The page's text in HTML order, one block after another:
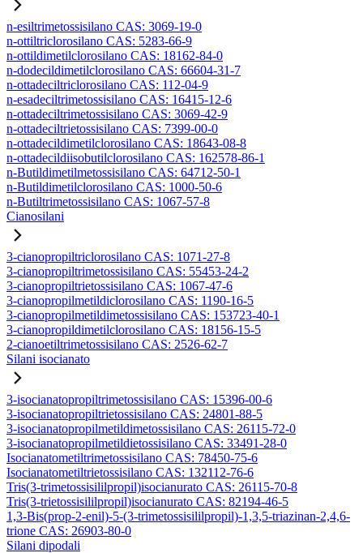
n-esiltrimetossisilano CAS: 3069-19-0
n-ottiltriclorosilano CAS: 5283-66-9
n-ottildimetilclorosilano CAS: 18162-84-0
n-dodecildimetilclorosilano CAS: 66604-31-7
n-ottadeciltriclorosilano CAS: 112-04-9
n-esadeciltrimetossisilano CAS: 16415-12-6
n-ottadeciltrimetossisilano CAS: 3069-42-9
n-ottadeciltrietossisilano CAS: 7399-00-0
n-ottadecildimetilclorosilano CAS: 18643-08-8
n-ottadecildiisobutilclorosilano CAS: 162578-86-1
n-Butildimetilmetossisilano CAS: 64712-50-1
n-Butildimetilclorosilano CAS: 1000-50-6
n-Butiltrimetossisilano CAS: 1067-57-8
Cianosilani
3-cianopropiltriclorosilano CAS: 1071-27-8
3-cianopropiltrimetossisilano CAS: 55453-24-2
3-cianopropiltrietossisilano CAS: 1067-47-6
3-cianopropilmetildiclorosilano CAS: 1190-16-5
3-cianopropilmetildimetossisilano CAS: 153723-40-1
3-cianopropildimetilclorosilano CAS: 18156-15-5
2-cianoetiltrimetossisilano CAS: 2526-62-7
Silani isocianato
3-isocianatopropiltrimetossisilano CAS: 15396-00-6
3-isocianatopropiltrietossisilano CAS: 24801-88-5
3-isocianatopropilmetildimetossisilano CAS: 26115-72-0
3-isocianatopropilmetildietossisilano CAS: 33491-28-0
Isocianatometiltrimetossisilano CAS: 78450-75-6
Isocianatometiltrietossisilano CAS: 132112-76-6
Tris(3-trimetossisililpropil)isocianurato CAS: 26115-70-8
Tris(3-trietossisililpropil)isocianurato CAS: 82194-46-5
1,3-Bis(prop-2-enil)-5-(3-trimetossisililpropil)-1,3,5-triazinan-2,4,6-
trione CAS: 26903-80-0
Silani dipodali